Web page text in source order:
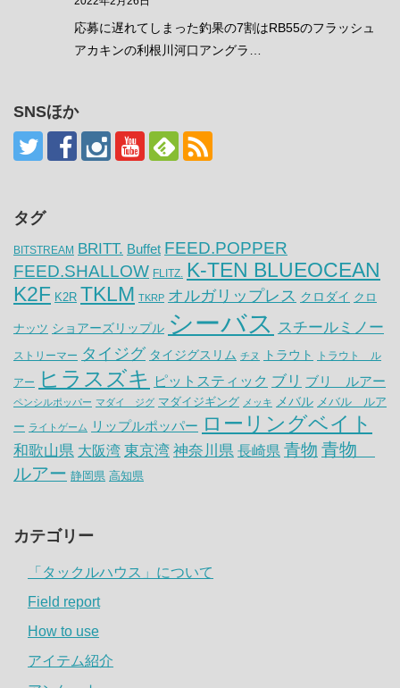
応募に遅れてしまった釣果の7割はRB55のフラッシュ
アカキンの利根川河口アングラ…
SNSほか
タグ
BITSTREAM BRITT. Buffet FEED.POPPER
FEED.SHALLOW FLITZ. K-TEN BLUEOCEAN
K2F K2R TKLM TKRP オルガリップレス クロダイ クロ
ナッツ ショアーズリップル シーバス スチールミノー
ストリーマー タイジグ タイジグスリム チヌ トラウト トラウト ル
アー ヒラスズキ ピットスティック ブリ ブリ ルアー
ペンシルポッパー マダイ ジグ マダイジギング メッキ メバル メバル ルア
ー ライトゲーム リップルポッパー ローリングベイト
和歌山県 大阪湾 東京湾 神奈川県 長崎県 青物 青物
ルアー 静岡県 高知県
カテゴリー
「タックルハウス」について
Field report
How to use
アイテム紹介